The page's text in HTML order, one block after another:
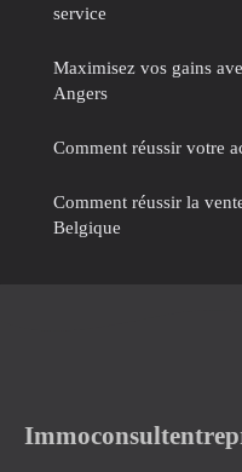
service
Maximisez vos gains
Angers
Comment réussir votre
Comment réussir la
Belgique